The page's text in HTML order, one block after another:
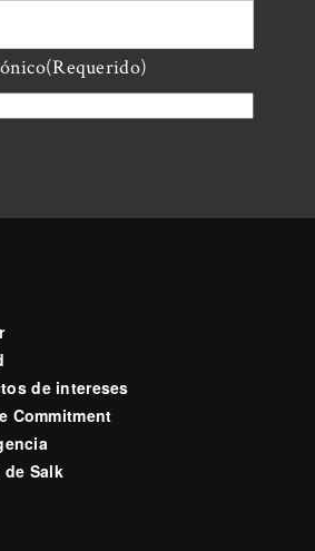
(Requerido)
de intereses
Commitment
de Salk